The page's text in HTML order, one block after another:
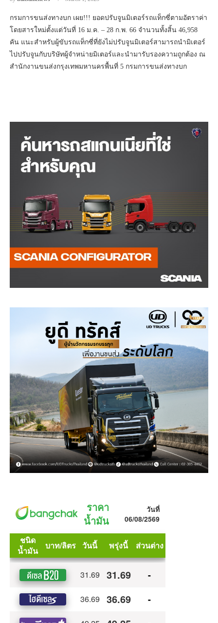
กรมการขนส่งทางบก เผย!!! ยอดปรับจูนมิเตอร์รถแท็กซี่ตามอัตราค่า
โดยสารใหม่ตั้งแต่วันที่ 16 ม.ค. – 28 ก.พ. 66 จำนวนทั้งสิ้น 46,958
คัน แนะสำหรับผู้ขับรถแท็กซี่ที่ยังไม่ปรับจูนมิเตอร์สามารถนำมิเตอร์
ไปปรับจูนกับบริษัทผู้จำหน่ายมิเตอร์และนำมารับรองความถูกต้อง ณ
สำนักงานขนส่งกรุงเทพมหานครพื้นที่ 5 กรมการขนส่งทางบก